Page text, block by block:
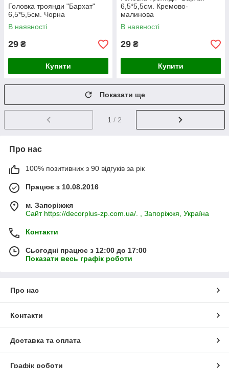
Головка троянди "Бархат"
6,5*5,5см. Чорна
В наявності
29 ₴
Купити
6,5*5,5см. Кремово-
малинова
В наявності
29 ₴
Купити
Показати ще
1 / 2
Про нас
100% позитивних з 90 відгуків за рік
Працює з 10.08.2016
м. Запоріжжя
Сайт https://decorplus-zp.com.ua/. , Запоріжжя, Україна
Контакти
Сьогодні працює з 12:00 до 17:00
Показати весь графік роботи
Про нас
Контакти
Доставка та оплата
Графік роботи